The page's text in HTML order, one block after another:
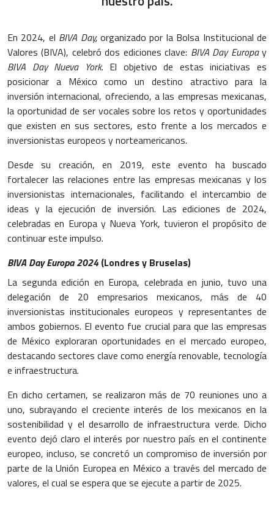
En 2024, el BIVA Day,organizado por la Bolsa Institucional de
Valores (BIVA), celebró dos ediciones clave: BIVA Day Europay
BIVA Day Nueva York. El objetivo de estas iniciativas es
posicionar a México como un destino atractivo para la
inversión internacional, ofreciendo, a las empresas mexicanas,
la oportunidad de ser vocales sobre los retos y oportunidades
que existen en sus sectores, esto frente a los mercados e
inversionistas europeos y norteamericanos.
Desde su creación, en 2019, este evento ha buscado
fortalecer las relaciones entre las empresas mexicanas y los
inversionistas internacionales, facilitando el intercambio de
ideas y la ejecución de inversión. Las ediciones de 2024,
celebradas en Europa y Nueva York, tuvieron el propósito de
continuar este impulso.
BIVA Day Europa 2024 (Londres y Bruselas)
La segunda edición en Europa, celebrada en junio, tuvo una
delegación de 20 empresarios mexicanos, más de 40
inversionistas institucionales europeos y representantes de
ambos gobiernos. El evento fue crucial para que las empresas
de México exploraran oportunidades en el mercado europeo,
destacando sectores clave como energía renovable, tecnología
e infraestructura.
En dicho certamen, se realizaron más de 70 reuniones uno a
uno, subrayando el creciente interés de los mexicanos en la
sostenibilidad y el desarrollo de infraestructura verde. Dicho
evento dejó claro el interés por nuestro país en el continente
europeo, incluso, se concretó un compromiso de inversión por
parte de la Unión Europea en México a través del mercado de
valores, el cual se espera que se ejecute a partir de 2025.